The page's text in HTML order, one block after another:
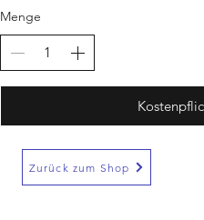
Menge
Zurück zum Shop